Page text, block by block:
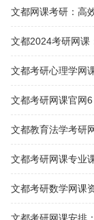
文都网课考研：高
文都2024考研网课
文都考研网课官网
文都考研网课专业